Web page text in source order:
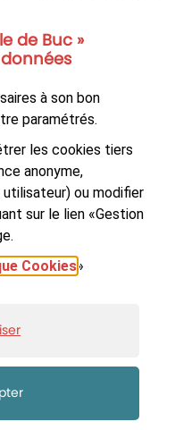
de Buc »
à son bon
paramétrés.
les cookies tiers
anonyme,
ou modifier
sur le lien «Gestion
Cookies»
LinkedIn